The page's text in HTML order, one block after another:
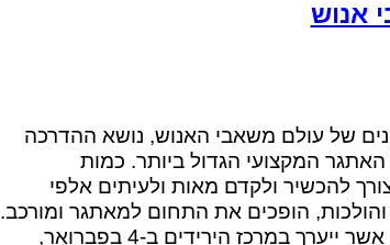
אנוש
של עולם משאבי האנוש, נושא ההדרכה
האתגר המקצועי הגדול ביותר. כמות
להכשיר ולקדם מאות ולעיתים אלפי
והולכות, הופכים את התחום למאתגר ומורכב.
באירוע פתיחת השנה של HRus, אשר ייערך במרכז הירידים ב-4 בפברואר,